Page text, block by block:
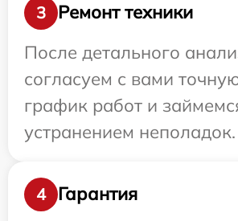
3
Ремонт техники
После детального
согласуем с вами
график работ и
устранением неполадок.
4
Гарантия